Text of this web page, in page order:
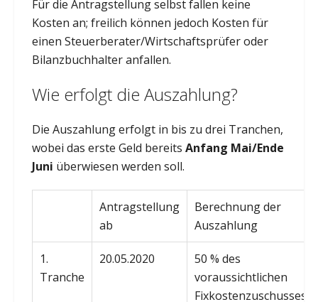
Für die Antragstellung selbst fallen keine
Kosten an; freilich können jedoch Kosten für
einen Steuerberater/Wirtschaftsprüfer oder
Bilanzbuchhalter anfallen.
Wie erfolgt die Auszahlung?
Die Auszahlung erfolgt in bis zu drei Tranchen,
wobei das erste Geld bereits Anfang Mai/Ende
Juni überwiesen werden soll.
Antragstellung
ab
Berechnung der
Auszahlung
1.
Tranche
20.05.2020
50 % des
voraussichtlichen
Fixkostenzuschusses,